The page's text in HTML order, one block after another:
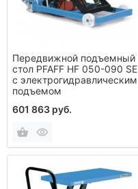
Передвижной подъемный
стол PFAFF HF 050-090 SE
с электрогидравлическим
подъемом
601 863 руб.